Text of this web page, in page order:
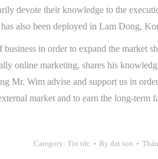
devote their knowledge to the
also been deployed in Lam Dong,
in order to expand the market
online marketing, shares his
Mr. Wim advise and support us in
market and to earn the long-term
Category: Tin tức By dat son